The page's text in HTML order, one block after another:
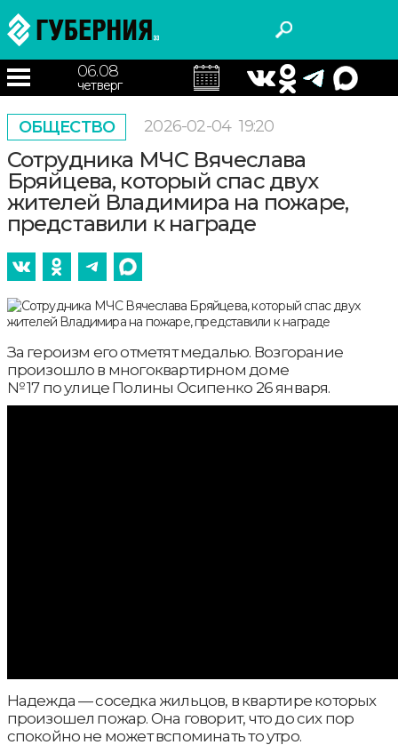
06.08
четверг
ОБЩЕСТВО 2026-02-04 19:20
Сотрудника МЧС Вячеслава
Бряйцева, который спас двух
жителей Владимира на пожаре,
представили к награде
За героизм его отметят медалью. Возгорание
произошло в многоквартирном доме
№ 17 по улице Полины Осипенко 26 января.
Надежда — соседка жильцов, в квартире которых
произошел пожар. Она говорит, что до сих пор
спокойно не может вспоминать то утро.